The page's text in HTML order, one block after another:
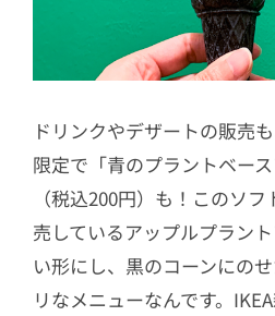
ドリンクやデザートの販売
限定で「青のプラントベース
（税込200円）も！このソ
売しているアップルプラン
い形にし、黒のコーンにの
リなメニューなんです。